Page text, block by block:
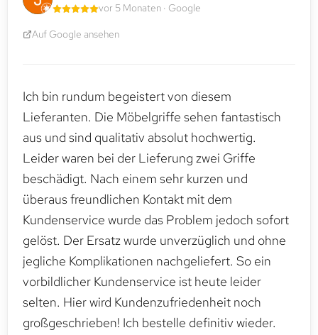
vor 5 Monaten · Google
Auf Google ansehen
Ich bin rundum begeistert von diesem
Lieferanten. Die Möbelgriffe sehen fantastisch
aus und sind qualitativ absolut hochwertig.
Leider waren bei der Lieferung zwei Griffe
beschädigt. Nach einem sehr kurzen und
überaus freundlichen Kontakt mit dem
Kundenservice wurde das Problem jedoch sofort
gelöst. Der Ersatz wurde unverzüglich und ohne
jegliche Komplikationen nachgeliefert. So ein
vorbildlicher Kundenservice ist heute leider
selten. Hier wird Kundenzufriedenheit noch
großgeschrieben! Ich bestelle definitiv wieder.